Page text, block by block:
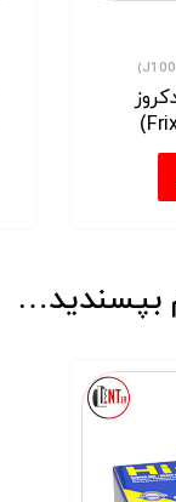
بپسندید…